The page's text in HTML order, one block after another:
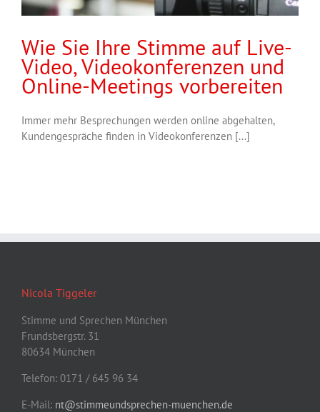
Wie Sie Ihre Stimme auf Live-
Video, Videokonferenzen und
Online-Meetings vorbereiten
Immer mehr Besprechungen werden online abgehalten,
Kundengespräche finden in Videokonferenzen [...]
Nicola Tiggeler
Stimme und Sprechen München
Frundsbergstr. 31
80634 München
Telefon: 0171 / 645 96 34
E-Mail: nt@stimmeundsprechen-muenchen.de